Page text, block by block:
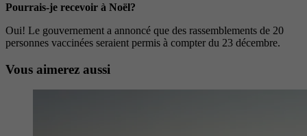
Pourrais-je recevoir à Noël?
Oui! Le gouvernement a annoncé que des rassemblements de 20
personnes vaccinées seraient permis à compter du 23 décembre.
Vous aimerez aussi